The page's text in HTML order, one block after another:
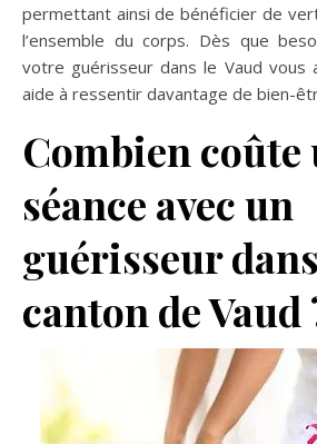
permettant ainsi de bénéficier de
l’ensemble du corps. Dès que
votre guérisseur dans le Vaud vous
aide à ressentir davantage de bien-
Combien coûte
séance avec un
guérisseur
canton de Vaud